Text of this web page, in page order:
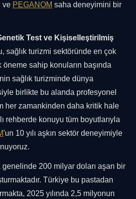
ve PEGANOM saha deneyimini bir
Test ve Kişiselleştirilmiş
sağlık turizmi sektöründe en çok
öneme sahip konuların başında
sağlık turizminde dünya
birlikte bu alanda profesyonel
her zamankinden daha kritik hale
rehberde konuyu tüm boyutlarıyla
'un 10 yılı aşkın sektör deneyimiyle
genelinde 200 milyar doları aşan bir
Türkiye bu pastadan
2025 yılında 2,5 milyonun